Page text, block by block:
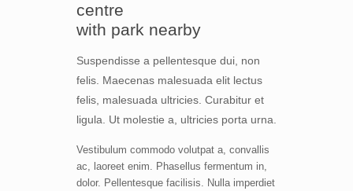
centre
with park nearby
Suspendisse a pellentesque dui, non
felis. Maecenas malesuada elit lectus
felis, malesuada ultricies. Curabitur et
ligula. Ut molestie a, ultricies porta urna.
Vestibulum commodo volutpat a, convallis
ac, laoreet enim. Phasellus fermentum in,
dolor. Pellentesque facilisis. Nulla imperdiet